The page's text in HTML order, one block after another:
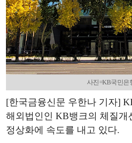
사진=KB국민은
[한국금융신문 우한나 기자]
해외법인인 KB뱅크의 체질개
정상화에 속도를 내고 있다.